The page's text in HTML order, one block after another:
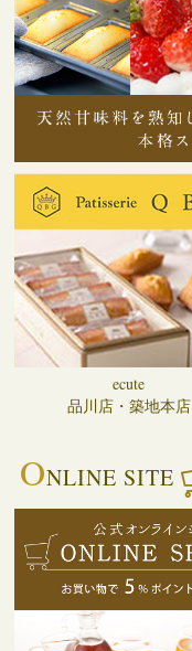
ecute
品川店・築地本店
ONLINE SITE